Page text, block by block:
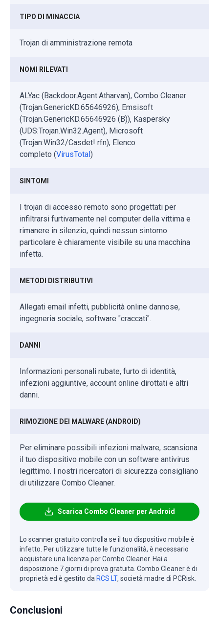
TIPO DI MINACCIA
Trojan di amministrazione remota
NOMI RILEVATI
ALYac (Backdoor.Agent.Atharvan), Combo Cleaner
(Trojan.GenericKD.65646926), Emsisoft
(Trojan.GenericKD.65646926 (B)), Kaspersky
(UDS:Trojan.Win32.Agent), Microsoft
(Trojan:Win32/Casdet! rfn), Elenco
completo (VirusTotal)
SINTOMI
I trojan di accesso remoto sono progettati per
infiltrarsi furtivamente nel computer della vittima e
rimanere in silenzio, quindi nessun sintomo
particolare è chiaramente visibile su una macchina
infetta.
METODI DISTRIBUTIVI
Allegati email infetti, pubblicità online dannose,
ingegneria sociale, software "craccati".
DANNI
Informazioni personali rubate, furto di identità,
infezioni aggiuntive, account online dirottati e altri
danni.
RIMOZIONE DEI MALWARE (ANDROID)
Per eliminare possibili infezioni malware, scansiona
il tuo dispositivo mobile con un software antivirus
legittimo. I nostri ricercatori di sicurezza consigliano
di utilizzare Combo Cleaner.
Scarica Combo Cleaner per Android
Lo scanner gratuito controlla se il tuo dispositivo mobile è
infetto. Per utilizzare tutte le funzionalità, è necessario
acquistare una licenza per Combo Cleaner. Hai a
disposizione 7 giorni di prova gratuita. Combo Cleaner è di
proprietà ed è gestito da RCS LT, società madre di PCRisk.
Conclusioni